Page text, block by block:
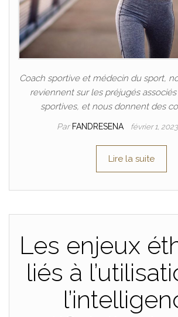
Coach sportive et médecin du sport,
reviennent sur les préjugés
sportives, et nous donnent des
Par FANDRESENA février 1, 2023
Lire la suite
Les enjeux
liés à